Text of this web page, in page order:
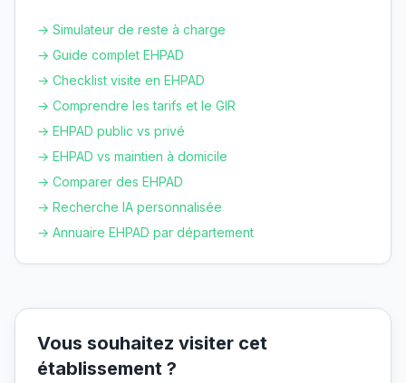
→ Simulateur de reste à charge
→ Guide complet EHPAD
→ Checklist visite en EHPAD
→ Comprendre les tarifs et le GIR
→ EHPAD public vs privé
→ EHPAD vs maintien à domicile
→ Comparer des EHPAD
→ Recherche IA personnalisée
→ Annuaire EHPAD par département
Vous souhaitez visiter cet
établissement ?